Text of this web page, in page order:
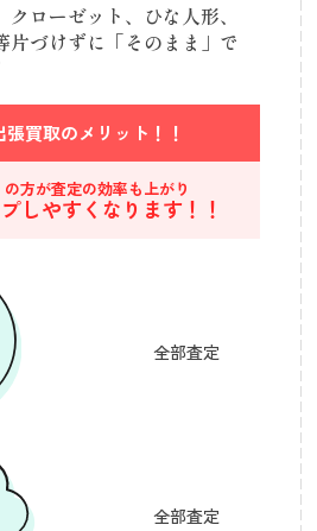
クローゼット、ひな人形、
片づけずに「そのまま」で
張買取のメリット！！
の方が査定の効率も上がり
しやすくなります！！
全部査定
全部査定